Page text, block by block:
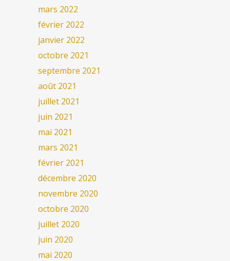
mars 2022
février 2022
janvier 2022
octobre 2021
septembre 2021
août 2021
juillet 2021
juin 2021
mai 2021
mars 2021
février 2021
décembre 2020
novembre 2020
octobre 2020
juillet 2020
juin 2020
mai 2020